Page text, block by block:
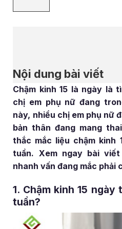
Nội dung bài viết
Chậm kinh 15 là ngày là
chị em phụ nữ đang
này, nhiều chị em phụ nữ
bản thân đang mang
thắc mắc liệu chậm kinh
tuần. Xem ngay bài
nhanh vấn đang mắc phải
1. Chậm kinh 15
tuần?